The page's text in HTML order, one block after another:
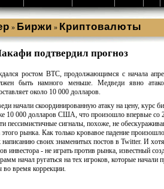
» Биржи » Криптовалюты
подтвердил прогноз
ростом BTC, продолжающимся с начала
быть намного меньше. Медведи явно
около 10 000 долларов.
начали скоординированную атаку на цену, курс
10 000 долларов США, что произошло впервые со
пессимистичные сигналы, похоже, не
рынка. Как только кровавое падение
своих знаменитых постов в Twitter. И
инвестора - не играть против рынка, известный
начал ругаться на тех игроков, которые начали
во время коррекции.